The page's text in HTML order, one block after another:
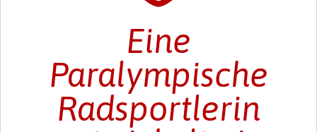
Eine
Paralympische
Radsportlerin